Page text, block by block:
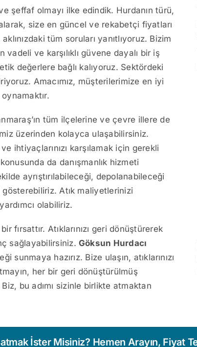
şeffaf olmayı ilke edindik. Hurdanın türü,
size en güncel ve rekabetçi fiyatları
tüm soruları yanıtlıyoruz. Bizim
ve karşılıklı güvene dayalı bir iş
değerlere bağlı kalıyoruz. Sektördeki
Amacımız, müşterilerimize en iyi
tüm ilçelerine ve çevre illere de
üzerinden kolayca ulaşabilirsiniz.
ihtiyaçlarınızı karşılamak için gerekli
da danışmanlık hizmeti
ayrıştırılabileceği, depolanabileceği
Atık maliyetlerinizi
olabiliriz.
fırsattır. Atıklarınızı geri dönüştürerek
sağlayabilirsiniz. Göksun Hurdacı
hazırız. Bize ulaşın, atıklarınızı
her bir geri dönüştürülmüş
bu adımı sizinle birlikte atmaktan
İster Misiniz? Hemen Arayın, Fiyat